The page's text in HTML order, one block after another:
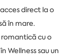
direct la o
în mare.
romantică cu o
Wellness sau un